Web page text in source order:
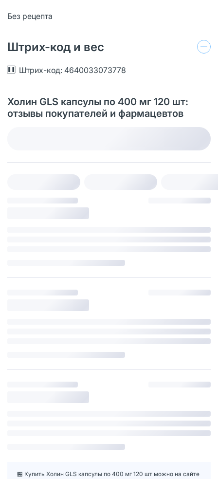
Без рецепта
Штрих-код и вес
Штрих-код: 4640033073778
Холин GLS капсулы по 400 мг 120 шт:
отзывы покупателей и фармацевтов
🏪 Купить Холин GLS капсулы по 400 мг 120 шт можно на сайте